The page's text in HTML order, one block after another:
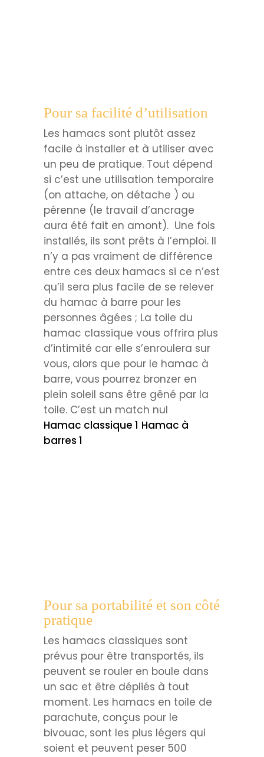
Pour sa facilité d’utilisation
Les hamacs sont plutôt assez
facile à installer et à utiliser avec
un peu de pratique. Tout dépend
si c’est une utilisation temporaire
(on attache, on détache ) ou
pérenne (le travail d’ancrage
aura été fait en amont). Une fois
installés, ils sont prêts à l’emploi. Il
n’y a pas vraiment de différence
entre ces deux hamacs si ce n’est
qu’il sera plus facile de se relever
du hamac à barre pour les
personnes âgées ; La toile du
hamac classique vous offrira plus
d’intimité car elle s’enroulera sur
vous, alors que pour le hamac à
barre, vous pourrez bronzer en
plein soleil sans être gêné par la
toile. C’est un match nul
Hamac classique 1 Hamac à
barres 1
Pour sa portabilité et son côté
pratique
Les hamacs classiques sont
prévus pour être transportés, ils
peuvent se rouler en boule dans
un sac et être dépliés à tout
moment. Les hamacs en toile de
parachute, conçus pour le
bivouac, sont les plus légers qui
soient et peuvent peser 500